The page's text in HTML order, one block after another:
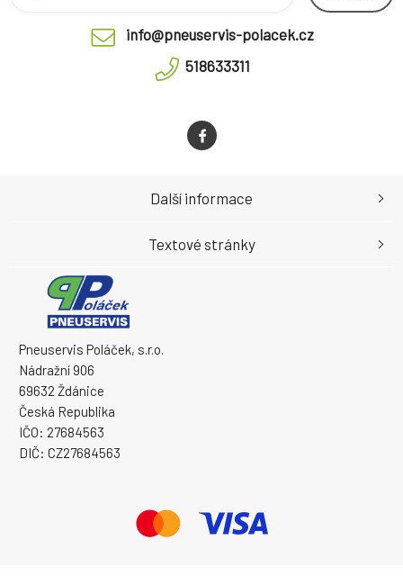
info@pneuservis-polacek.cz
518633311
Pneuservis Poláček, s.r.o.
Nádražní 906
69632 Ždánice
Česká Republika
IČO: 27684563
DIČ: CZ27684563
Další informace
Textové stránky